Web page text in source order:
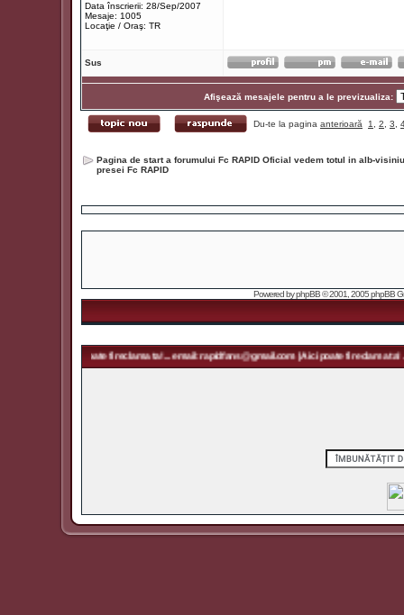
Data înscrierii: 28/Sep/2007
Mesaje: 1005
Locaţie / Oraş: TR
Sus
Afişează mesajele pentru a le previzualiza:
Du-te la pagina anterioară 1 2 3
Pagina de start a forumului Fc RAPID Oficial vedem totul in alb-
presei Fc RAPID
Powered byphpBB© 2001, 2005 phpBB
| Aici poate fi reclama ta! ... email: rapidfans@gmail.com | Aici poate fi reclama ta! ... email: